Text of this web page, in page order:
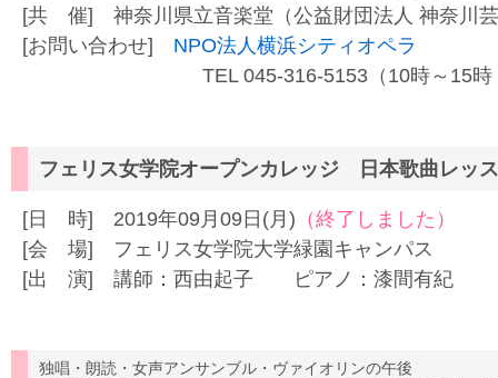
[共 催] 神奈川県立音楽堂（公益財団法人 神奈川
[お問い合わせ] NPO法人横浜シティオペラ
TEL 045-316-5153（10時～15時 土日
フェリス女学院オープンカレッジ 日本歌曲レッ
[日 時] 2019年09月09日(月) （終了しました）
[会 場] フェリス女学院大学緑園キャンパス
[出 演] 講師：西由起子 ピアノ：漆間有紀
独唱・朗読・女声アンサンブル・ヴァイオリンの午後